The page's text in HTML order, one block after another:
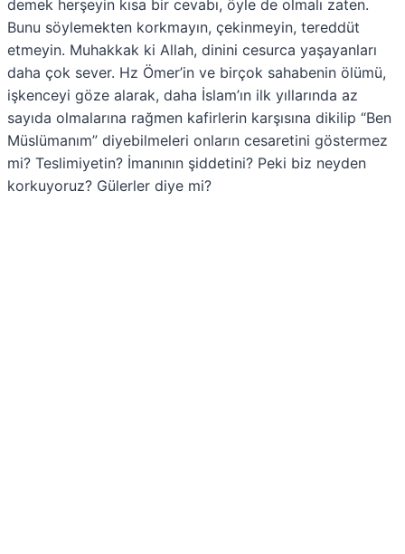
demek herşeyin kısa bir cevabı, öyle de olmalı zaten.
Bunu söylemekten korkmayın, çekinmeyin, tereddüt
etmeyin. Muhakkak ki Allah, dinini cesurca yaşayanları
daha çok sever. Hz Ömer’in ve birçok sahabenin ölümü,
işkenceyi göze alarak, daha İslam’ın ilk yıllarında az
sayıda olmalarına rağmen kafirlerin karşısına dikilip “Ben
Müslümanım” diyebilmeleri onların cesaretini göstermez
mi? Teslimiyetin? İmanının şiddetini? Peki biz neyden
korkuyoruz? Gülerler diye mi?